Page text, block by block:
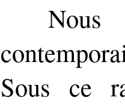
Nous
Sous ce